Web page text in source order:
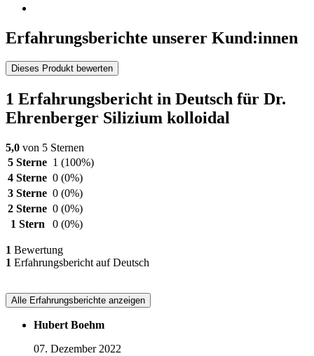
Erfahrungsberichte unserer Kund:innen
Dieses Produkt bewerten
1 Erfahrungsbericht in Deutsch für Dr.
Ehrenberger Silizium kolloidal
5,0 von 5 Sternen
5 Sterne 1 (100%)
4 Sterne 0 (0%)
3 Sterne 0 (0%)
2 Sterne 0 (0%)
1 Stern
0 (0%)
1 Bewertung
1 Erfahrungsbericht auf Deutsch
Alle Erfahrungsberichte anzeigen
Hubert Boehm
07. Dezember 2022